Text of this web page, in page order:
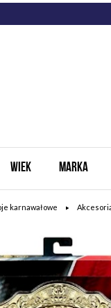
WIEK MARKA
karnawałowe